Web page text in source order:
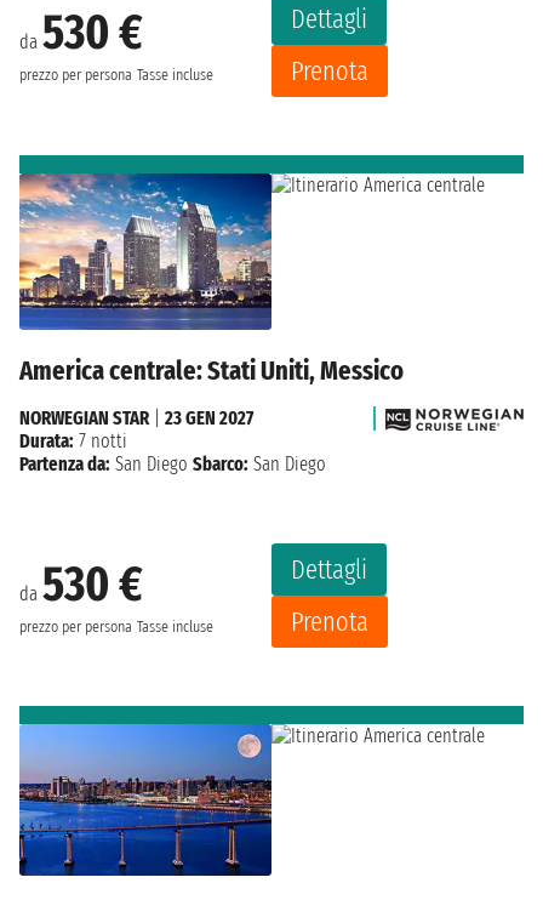
da 530 €
prezzo per persona Tasse incluse
Dettagli
Prenota
America centrale: Stati Uniti, Messico
da 530 €
prezzo per persona Tasse incluse
Dettagli
Prenota
NORWEGIAN STAR| 23 GEN 2027
Durata: 7 notti
Partenza da: San Diego Sbarco: San Diego